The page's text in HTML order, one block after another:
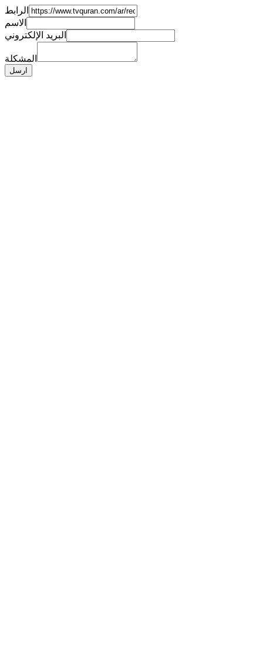
الرابط
الاسم
البريد الإلكتروني
المشكلة
ارسل